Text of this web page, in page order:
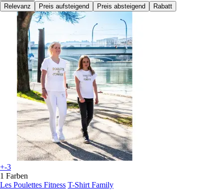
Relevanz
Preis aufsteigend Preis absteigend Rabatt
+-3
1 Farben
Les Poulettes Fitness T-Shirt Family